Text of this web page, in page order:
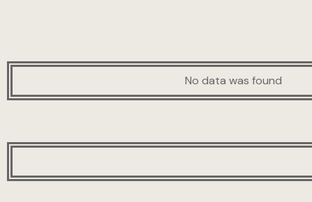
No data was found